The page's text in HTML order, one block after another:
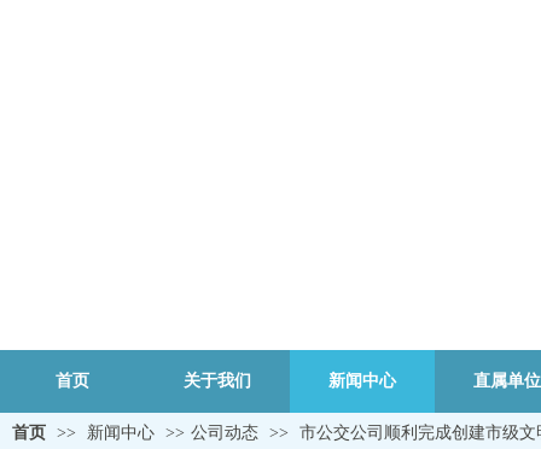
首页 关于我们 新闻中心 直属单位
首页 >> 新闻中心 >> 公司动态 >> 市公交公司顺利完成创建市级